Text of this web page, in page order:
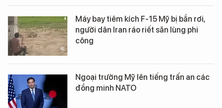
Máy bay tiêm kích F-15 Mỹ bị bắn rơi,
người dân Iran ráo riết săn lùng phi
công
Ngoại trưởng Mỹ lên tiếng trấn an các
đồng minh NATO